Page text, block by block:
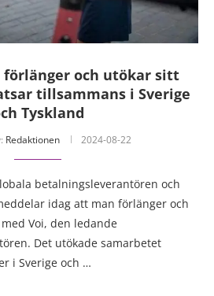
förlänger och utökar sitt
tillsammans i Sverige
Tyskland
Redaktionen 2024-08-22
betalningsleverantören och
idag att man förlänger och
Voi, den ledande
Det utökade samarbetet
i Sverige och …